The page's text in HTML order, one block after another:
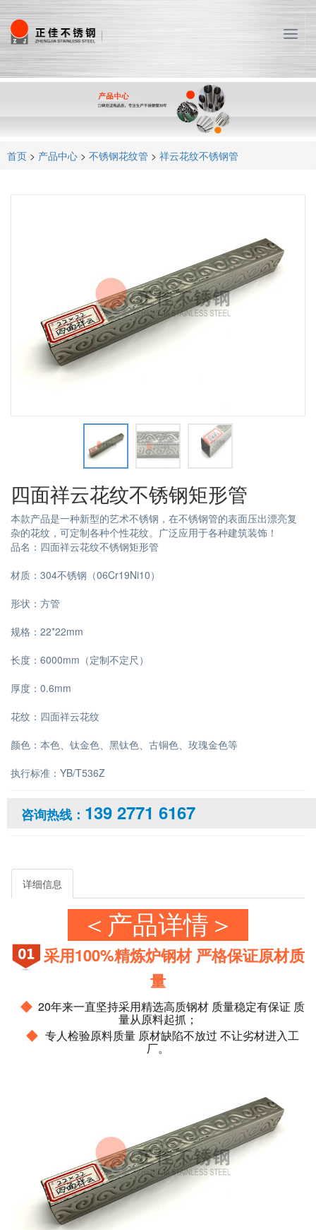
T
o
g
n
g
首页 > 产品中心 > 不锈钢花纹管 > 祥云花纹不锈钢管
四面祥云花纹不锈钢矩形管
本款产品是一种新型的艺术不锈钢，在不锈钢管的表面压出漂亮复
杂的花纹，可定制各种个性花纹。广泛应用于各种建筑装饰！
品名：四面祥云花纹不锈钢矩形管
材质：304不锈钢（06Cr19Ni10）
形状：方管
规格：22*22mm
长度：6000mm（定制不定尺）
厚度：0.6mm
花纹：四面祥云花纹
颜色：本色、钛金色、黑钛色、古铜色、玫瑰金色等
执行标准：YB/T536Z
咨询热线： 139 2771 6167
详细信息
＜产品详情＞
采用100%精炼炉钢材 严格保证原材质
量
◆20年来一直坚持采用精选高质钢材 质量稳定有保证 质
量从原料起抓；
◆ 专人检验原料质量 原材缺陷不放过 不让劣材进入工
厂。